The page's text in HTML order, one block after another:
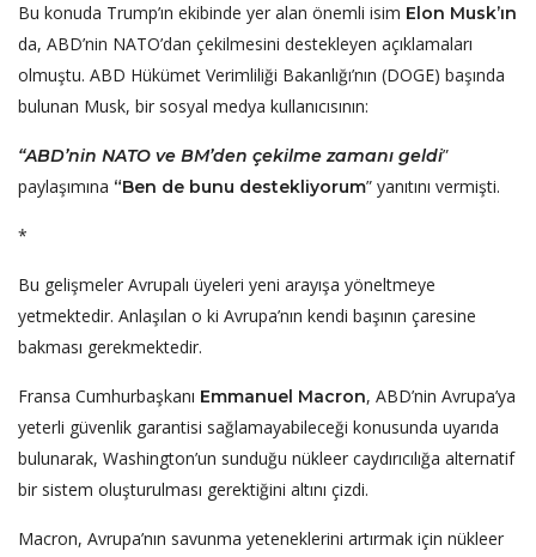
Bu konuda Trump’ın ekibinde yer alan önemli isim Elon Musk’ın
da, ABD’nin NATO’dan çekilmesini destekleyen açıklamaları
olmuştu. ABD Hükümet Verimliliği Bakanlığı’nın (DOGE) başında
bulunan Musk, bir sosyal medya kullanıcısının:
“ABD’nin NATO ve BM’den çekilme zamanı geldi”
paylaşımına “Ben de bunu destekliyorum” yanıtını vermişti.
*
Bu gelişmeler Avrupalı üyeleri yeni arayışa yöneltmeye
yetmektedir. Anlaşılan o ki Avrupa’nın kendi başının çaresine
bakması gerekmektedir.
Fransa Cumhurbaşkanı Emmanuel Macron, ABD’nin Avrupa’ya
yeterli güvenlik garantisi sağlamayabileceği konusunda uyarıda
bulunarak, Washington’un sunduğu nükleer caydırıcılığa alternatif
bir sistem oluşturulması gerektiğini altını çizdi.
Macron, Avrupa’nın savunma yeteneklerini artırmak için nükleer